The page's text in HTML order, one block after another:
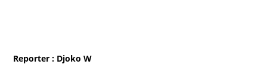
Reporter : Djoko W